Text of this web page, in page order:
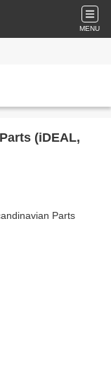
MENU
(iDEAL,